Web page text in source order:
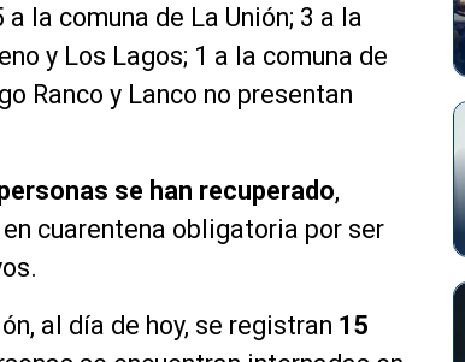
la comuna de La Unión; 3 a la
y Los Lagos; 1 a la comuna de
Ranco y Lanco no presentan
se han recuperado,
cuarentena obligatoria por ser
al día de hoy, se registran 15